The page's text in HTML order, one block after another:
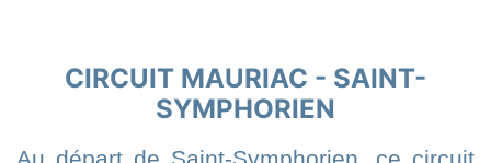
CIRCUIT MAURIAC - SAINT-
SYMPHORIEN